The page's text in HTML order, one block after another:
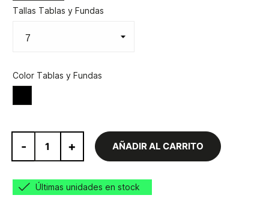
Tallas Tablas y Fundas
Color Tablas y Fundas
- + AÑADIR AL CARRITO
Últimas unidades en stock